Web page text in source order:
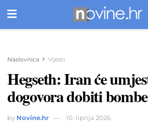
Naslovnica Vijesti
Hegseth: Iran će
dogovora dobiti bombe
by Novine.hr 10. lipnja 2026.